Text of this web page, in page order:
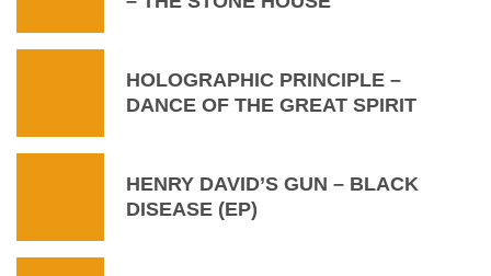
HOLOGRAPHIC PRINCIPLE –
DANCE OF THE GREAT SPIRIT
HENRY DAVID’S GUN – BLACK
DISEASE (EP)